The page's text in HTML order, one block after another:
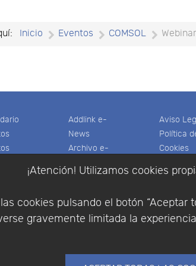
¡Atención! Utilizamos cookies
cookies pulsando el botón
gravemente limitada la
Inicio Eventos COMSOL
Addlink e-
News
Archivo e-
Software
Multifisica.com
Síganos
Aviso
Política
Cookies
de